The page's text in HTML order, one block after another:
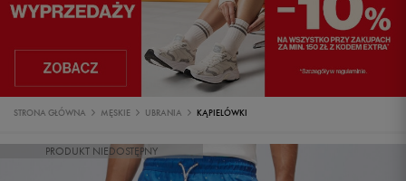
STRONA GŁÓWNA MĘSKIE UBRANIA KĄPIELÓWKI
PRODUKT NIEDOSTĘPNY